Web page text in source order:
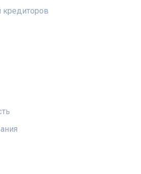
кредиторов